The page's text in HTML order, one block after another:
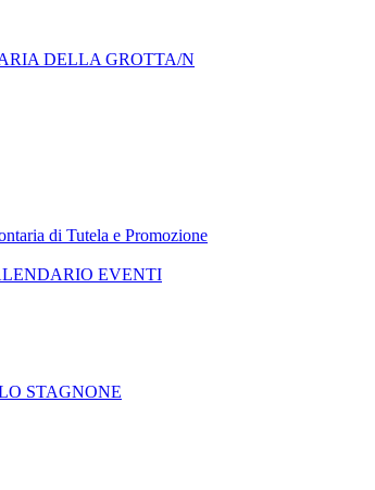
DELLA GROTTA/N
di Tutela e Promozione
EVENTI
STAGNONE